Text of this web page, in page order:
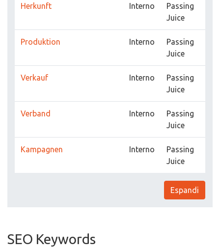
Herkunft Interno
Passing
Juice
Produktion Interno
Passing
Juice
Verkauf Interno
Passing
Juice
Verband Interno
Passing
Juice
Kampagnen Interno
Passing
Juice
Espandi
SEO Keywords